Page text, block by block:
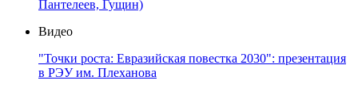
Пантелеев, Гущин)
Видео
"Точки роста: Евразийская повестка 2030": презентация
в РЭУ им. Плеханова